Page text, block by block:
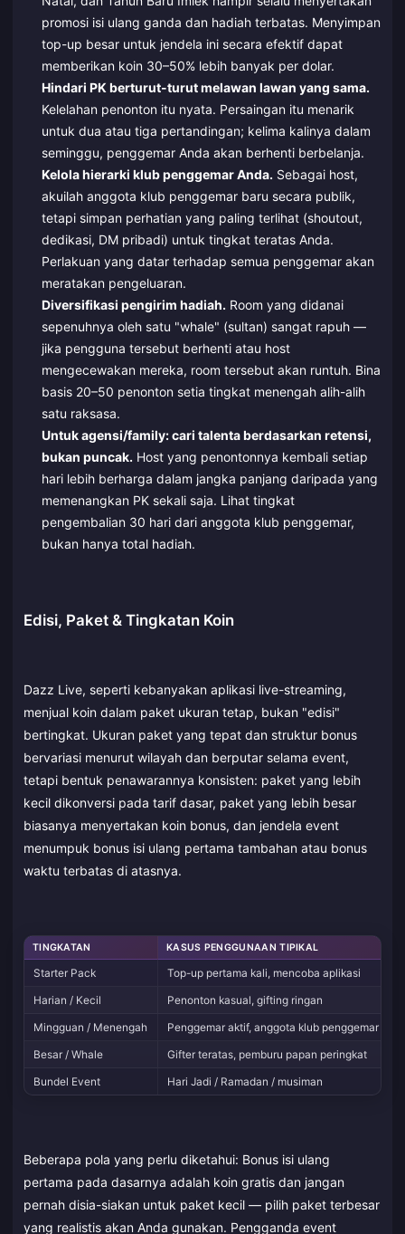
promosi isi ulang ganda dan hadiah terbatas. Menyimpan
top-up besar untuk jendela ini secara efektif dapat
memberikan koin 30–50% lebih banyak per dolar.
Hindari PK berturut-turut melawan lawan yang sama.
Kelelahan penonton itu nyata. Persaingan itu menarik
untuk dua atau tiga pertandingan; kelima kalinya dalam
seminggu, penggemar Anda akan berhenti berbelanja.
Kelola hierarki klub penggemar Anda. Sebagai host,
akuilah anggota klub penggemar baru secara publik,
tetapi simpan perhatian yang paling terlihat (shoutout,
dedikasi, DM pribadi) untuk tingkat teratas Anda.
Perlakuan yang datar terhadap semua penggemar akan
meratakan pengeluaran.
Diversifikasi pengirim hadiah. Room yang didanai
sepenuhnya oleh satu "whale" (sultan) sangat rapuh —
jika pengguna tersebut berhenti atau host
mengecewakan mereka, room tersebut akan runtuh. Bina
basis 20–50 penonton setia tingkat menengah alih-alih
satu raksasa.
Untuk agensi/family: cari talenta berdasarkan retensi,
bukan puncak. Host yang penontonnya kembali setiap
hari lebih berharga dalam jangka panjang daripada yang
memenangkan PK sekali saja. Lihat tingkat
pengembalian 30 hari dari anggota klub penggemar,
bukan hanya total hadiah.
Edisi, Paket & Tingkatan Koin
Dazz Live, seperti kebanyakan aplikasi live-streaming,
menjual koin dalam paket ukuran tetap, bukan "edisi"
bertingkat. Ukuran paket yang tepat dan struktur bonus
bervariasi menurut wilayah dan berputar selama event,
tetapi bentuk penawarannya konsisten: paket yang lebih
kecil dikonversi pada tarif dasar, paket yang lebih besar
biasanya menyertakan koin bonus, dan jendela event
menumpuk bonus isi ulang pertama tambahan atau bonus
waktu terbatas di atasnya.
TINGKATAN KASUS PENGGUNAAN TIPIKAL
Starter Pack Top-up pertama kali, mencoba aplikasi
Harian / Kecil
Penonton kasual, gifting ringan
Mingguan / Menengah
Penggemar aktif, anggota klub penggemar
Besar / Whale
Gifter teratas, pemburu papan peringkat
Bundel Event
Hari Jadi / Ramadan / musiman
Beberapa pola yang perlu diketahui: Bonus isi ulang
pertama pada dasarnya adalah koin gratis dan jangan
pernah disia-siakan untuk paket kecil — pilih paket terbesar
yang realistis akan Anda gunakan. Pengganda event